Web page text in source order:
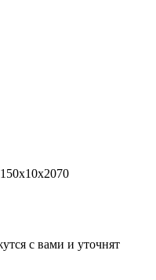
с вами и уточнят